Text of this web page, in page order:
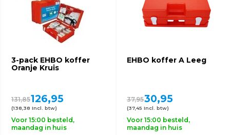
3-pack EHBO koffer
Oranje Kruis
131,85126,95
(138,38 Incl. btw)
Voor 15:00 besteld,
maandag in huis
EHBO koffer A Leeg
37,9530,95
(37,45 Incl. btw)
Voor 15:00 besteld,
maandag in huis